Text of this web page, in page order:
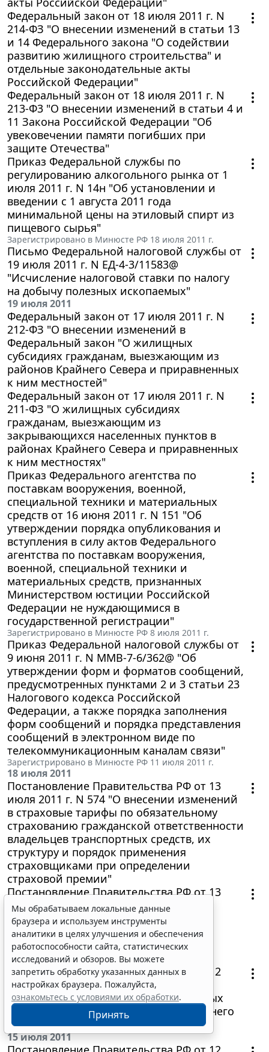
Федеральный закон от 18 июля 2011 г. N
214-ФЗ "О внесении изменений в статьи 13
и 14 Федерального закона "О содействии
развитию жилищного строительства" и
отдельные законодательные акты
Российской Федерации"
Федеральный закон от 18 июля 2011 г. N
213-Ф3 "О внесении изменений в статьи 4 и
11 Закона Российской Федерации "Об
увековечении памяти погибших при
защите Отечества"
Приказ Федеральной службы по
регулированию алкогольного рынка от 1
июля 2011 г. N 14н "Об установлении и
введении с 1 августа 2011 года
минимальной цены на этиловый спирт из
пищевого сырья"
Зарегистрировано в Минюсте РФ 18 июля 2011 г.
Письмо Федеральной налоговой службы от
19 июля 2011 г. N ЕД-4-3/11583@
"Исчисление налоговой ставки по налогу
на добычу полезных ископаемых"
19 июля 2011
Федеральный закон от 17 июля 2011 г. N
212-ФЗ "О внесении изменений в
Федеральный закон "О жилищных
субсидиях гражданам, выезжающим из
районов Крайнего Севера и приравненных
к ним местностей"
Федеральный закон от 17 июля 2011 г. N
211-ФЗ "О жилищных субсидиях
гражданам, выезжающим из
закрывающихся населенных пунктов в
районах Крайнего Севера и приравненных
к ним местностях"
Приказ Федерального агентства по
поставкам вооружения, военной,
специальной техники и материальных
средств от 16 июня 2011 г. N 151 "Об
утверждении порядка опубликования и
вступления в силу актов Федерального
агентства по поставкам вооружения,
военной, специальной техники и
материальных средств, признанных
Министерством юстиции Российской
Федерации не нуждающимися в
государственной регистрации"
Зарегистрировано в Минюсте РФ 8 июля 2011 г.
Приказ Федеральной налоговой службы от
9 июня 2011 г. N ММВ-7-6/362@ "Об
утверждении форм и форматов сообщений,
предусмотренных пунктами 2 и 3 статьи 23
Налогового кодекса Российской
Федерации, а также порядка заполнения
форм сообщений и порядка представления
сообщений в электронном виде по
телекоммуникационным каналам связи"
Зарегистрировано в Минюсте РФ 11 июля 2011 г.
18 июля 2011
Постановление Правительства РФ от 13
июля 2011 г. N 574 "О внесении изменений
в страховые тарифы по обязательному
страхованию гражданской ответственности
владельцев транспортных средств, их
структуру и порядок применения
страховщиками при определении
страховой премии"
Постановление Правительства РФ от 13
июля 2011 г. N 569 "Об утверждении
Положения об оценке, содержании
предмета залога по уголовному делу,
управлении им и обеспечении его
сохранности"
Постановление Правительства РФ от 12
июля 2011 г. N 565 "Об утверждении
перечня товаров, в отношении которых
допускается переработка для внутреннего
потребления"
15 июля 2011
Мы обрабатываем локальные данные
браузера и используем инструменты
аналитики в целях улучшения и обеспечения
работоспособности сайта, статистических
исследований и обзоров. Вы можете
запретить обработку указанных данных в
настройках браузера. Пожалуйста,
ознакомьтесь с условиями их обработки.
Принять